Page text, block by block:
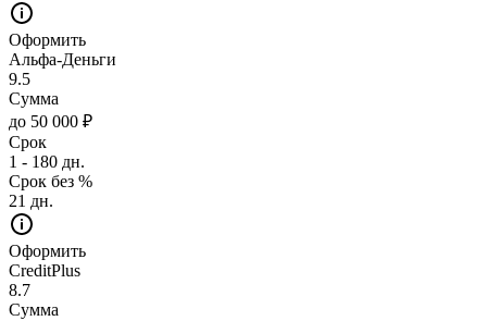
Оформить
Альфа-Деньги
9.5
Сумма
до 50 000 ₽
Срок
1 - 180 дн.
Срок без %
21 дн.
Оформить
CreditPlus
8.7
Сумма